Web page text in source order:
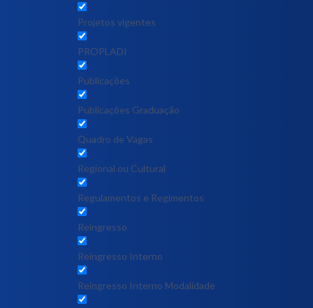
Projetos vigentes
PROPLADI
Publicações
Publicações Graduação
Quadro de Vagas
Regional ou Cultural
Regulamentos e Regimentos
Reingresso
Reingresso Interno
Reingresso Interno Modalidade